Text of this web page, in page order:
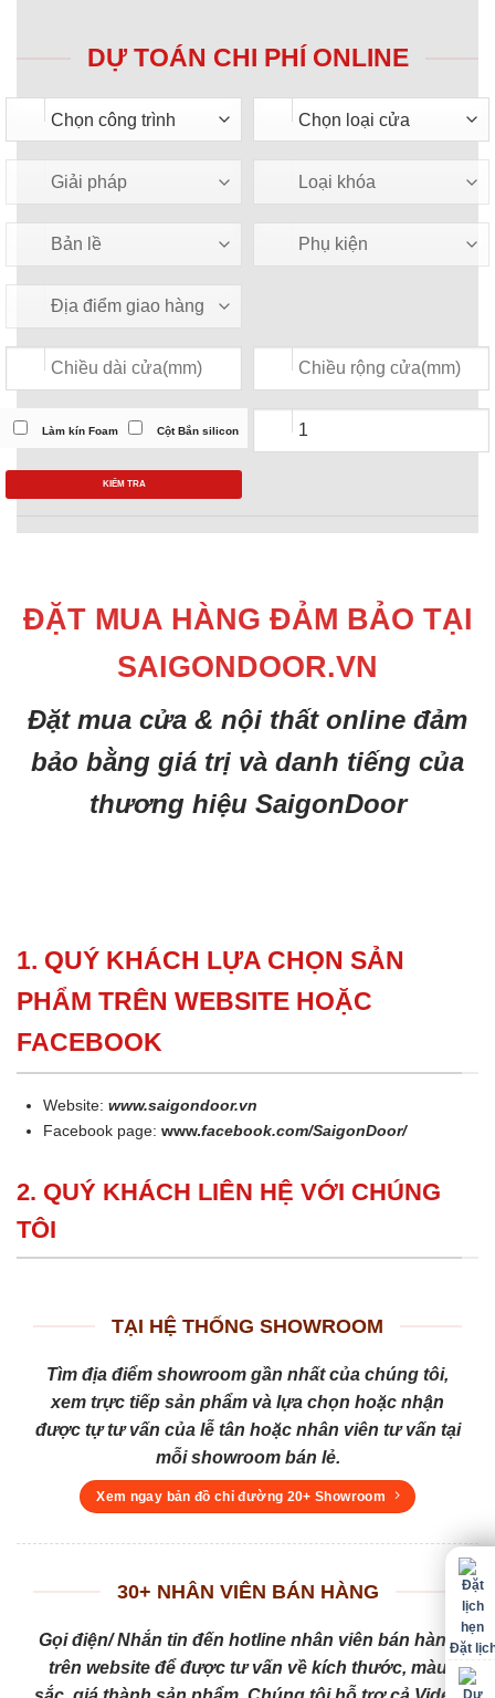
DỰ TOÁN CHI PHÍ ONLINE
Làm kín Foam Cột Bắn silicon
KIỂM TRA
ĐẶT MUA HÀNG ĐẢM BẢO TẠI
SAIGONDOOR.VN
Đặt mua cửa & nội thất online đảm
bảo bằng giá trị và danh tiếng của
thương hiệu SaigonDoor
1. QUÝ KHÁCH LỰA CHỌN SẢN
PHẨM TRÊN WEBSITE HOẶC
FACEBOOK
Website:www.saigondoor.vn
Facebook page:www.facebook.com/SaigonDoor/
2. QUÝ KHÁCH LIÊN HỆ VỚI CHÚNG
TÔI
TẠI HỆ THỐNG SHOWROOM
Tìm địa điểm showroom gần nhất của chúng tôi,
xem trực tiếp sản phẩm và lựa chọn hoặc nhận
được tự tư vấn của lễ tân hoặc nhân viên tư vấn tại
mỗi showroom bán lẻ.
Xem ngay bản đồ chỉ đường 20+ Showroom
30+ NHÂN VIÊN BÁN HÀNG
Gọi điện/ Nhắn tin đến hotline nhân viên bán hàng
trên website để được tư vấn về kích thước, màu
Đặt